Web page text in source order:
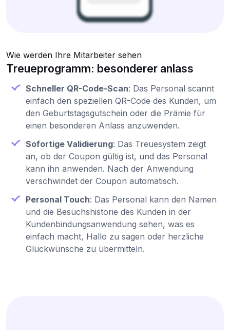
Wie werden Ihre Mitarbeiter sehen
Treueprogramm: besonderer anlass
Schneller QR-Code-Scan: Das Personal scannt
einfach den speziellen QR-Code des Kunden, um
den Geburtstagsgutschein oder die Prämie für
einen besonderen Anlass anzuwenden.
Sofortige Validierung: Das Treuesystem zeigt
an, ob der Coupon gültig ist, und das Personal
kann ihn anwenden. Nach der Anwendung
verschwindet der Coupon automatisch.
Personal Touch: Das Personal kann den Namen
und die Besuchshistorie des Kunden in der
Kundenbindungsanwendung sehen, was es
einfach macht, Hallo zu sagen oder herzliche
Glückwünsche zu übermitteln.